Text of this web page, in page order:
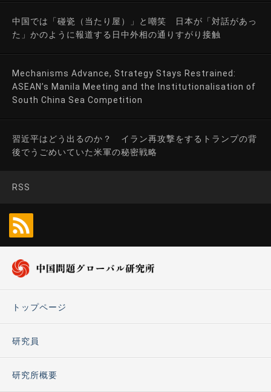
中国では「碰瓷（当たり屋）」と嘲笑 日本が「対話があっ
た」かのように報道する日中外相の通りすがり接触
Mechanisms Advance, Strategy Stays Restrained:
ASEAN’s Manila Meeting and the Institutionalisation of
South China Sea Competition
習近平はどう出るのか？ イラン再攻撃をするトランプの背
後でうごめいていた米軍の秘密戦略
RSS
トップページ
研究員
研究所概要